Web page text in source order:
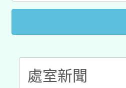
開 智慧啟